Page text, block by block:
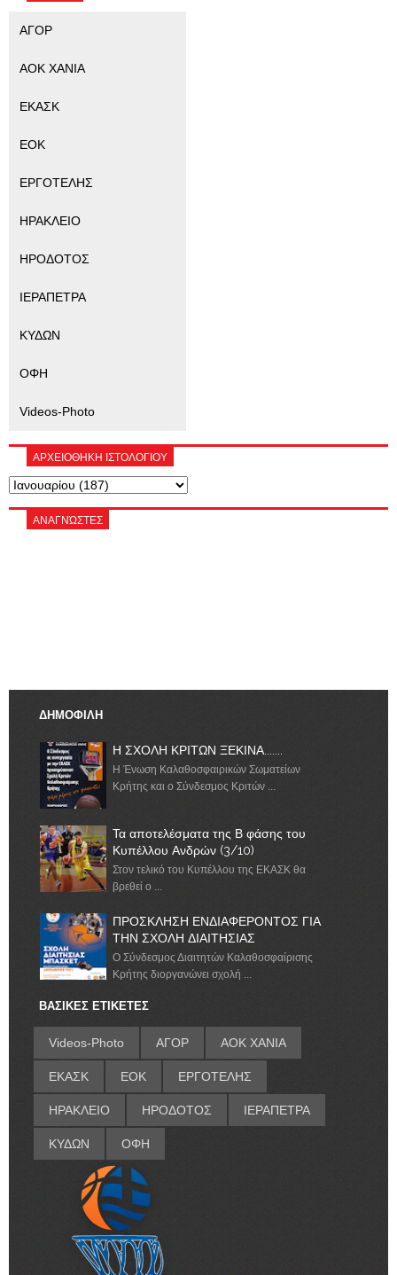
ΑΓΟΡ
ΑΟΚ ΧΑΝΙΑ
ΕΚΑΣΚ
ΕΟΚ
ΕΡΓΟΤΕΛΗΣ
ΗΡΑΚΛΕΙΟ
ΗΡΟΔΟΤΟΣ
ΙΕΡΑΠΕΤΡΑ
ΚΥΔΩΝ
ΟΦΗ
Videos-Photo
ΑΡΧΕΙΟΘΗΚΗ ΙΣΤΟΛΟΓΙΟΥ
ΑΝΑΓΝΏΣΤΕΣ
ΔΗΜΟΦΙΛΗ
Η ΣΧΟΛΗ ΚΡΙΤΩΝ ΞΕΚΙΝΑ.......
Η Ένωση Καλαθοσφαιρικών Σωματείων
Κρήτης και ο Σύνδεσμος Κριτών ...
Τα αποτελέσματα της Β φάσης του
Κυπέλλου Ανδρών (3/10)
Στον τελικό του Κυπέλλου της ΕΚΑΣΚ θα
βρεθεί ο ...
ΠΡΟΣΚΛΗΣΗ ΕΝΔΙΑΦΕΡΟΝΤΟΣ ΓΙΑ
ΤΗΝ ΣΧΟΛΗ ΔΙΑΙΤΗΣΙΑΣ
Ο Σύνδεσμος Διαιτητών Καλαθοσφαίρισης
Κρήτης διοργανώνει σχολή ...
ΒΑΣΙΚΕΣ ΕΤΙΚΕΤΕΣ
Videos-Photo ΑΓΟΡ ΑΟΚ ΧΑΝΙΑ
ΕΚΑΣΚ ΕΟΚ ΕΡΓΟΤΕΛΗΣ
ΗΡΑΚΛΕΙΟ ΗΡΟΔΟΤΟΣ ΙΕΡΑΠΕΤΡΑ
ΚΥΔΩΝ ΟΦΗ